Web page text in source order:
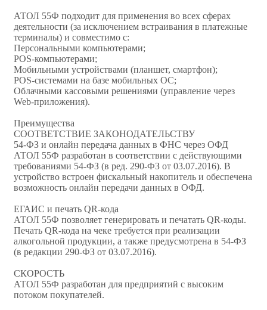
АТОЛ 55Ф подходит для применения во всех сферах
деятельности (за исключением встраивания в платежные
терминалы) и совместимо с:
Персональными компьютерами;
POS-компьютерами;
Мобильными устройствами (планшет, смартфон);
POS-системами на базе мобильных ОС;
Облачными кассовыми решениями (управление через
Web-приложения).
Преимущества
СООТВЕТСТВИЕ ЗАКОНОДАТЕЛЬСТВУ
54-ФЗ и онлайн передача данных в ФНС через ОФД
АТОЛ 55Ф разработан в соответствии с действующими
требованиями 54-ФЗ (в ред. 290-ФЗ от 03.07.2016). В
устройство встроен фискальный накопитель и обеспечена
возможность онлайн передачи данных в ОФД.
ЕГАИС и печать QR-кода
АТОЛ 55Ф позволяет генерировать и печатать QR-коды.
Печать QR-кода на чеке требуется при реализации
алкогольной продукции, а также предусмотрена в 54-ФЗ
(в редакции 290-ФЗ от 03.07.2016).
СКОРОСТЬ
АТОЛ 55Ф разработан для предприятий с высоким
потоком покупателей.